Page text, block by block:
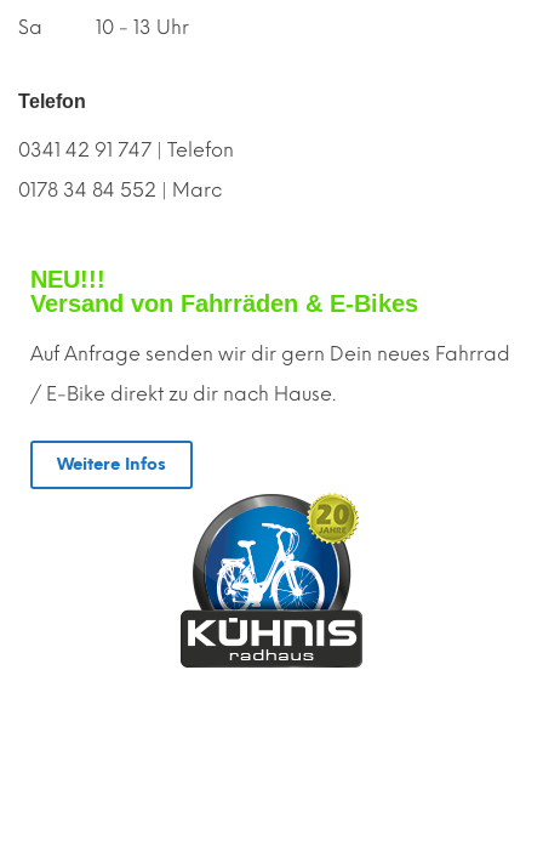
Sa 10 - 13 Uhr
Telefon
0341 42 91 747 | Telefon
0178 34 84 552 | Marc
NEU!!!
Versand von Fahrräden & E-Bikes
Auf Anfrage senden wir dir gern Dein neues Fahrrad
/ E-Bike direkt zu dir nach Hause.
Weitere Infos